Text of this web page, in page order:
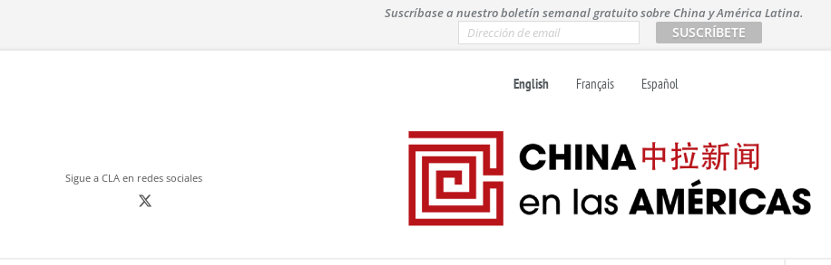
i
Suscríbase a nuestro boletín semanal gratuito sobre China y América Latina.
m
English Français Español
Sigue a CLA en redes sociales